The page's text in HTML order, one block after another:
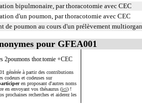
bipulmonaire, par thoracotomie avec CEC
d'un poumon, par thoracotomie avec CEC
de poumon au cours d'un prélèvement
pour GFEA001
2poumons thor.tomie +CEC
générée à partir des contributions
codeurs et codeuses sur
en proposant d'autres noms
en envoyant vos thésaurus (ici) !
prochaines recherches et aiderez les